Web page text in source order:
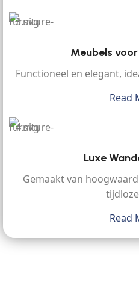
Meubels
Functioneel en elegant,
Read
Luxe
Gemaakt van
Read